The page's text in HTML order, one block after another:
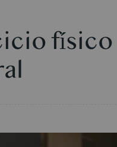
físico